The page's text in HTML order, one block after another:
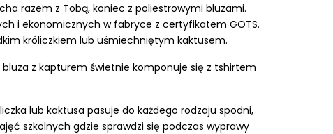
razem z Tobą, koniec z poliestrowymi bluzami.
i ekonomicznych w fabryce z certyfikatem GOTS.
króliczkiem lub uśmiechniętym kaktusem.
z kapturem świetnie komponuje się z tshirtem
lub kaktusa pasuje do każdego rodzaju spodni,
szkolnych gdzie sprawdzi się podczas wyprawy